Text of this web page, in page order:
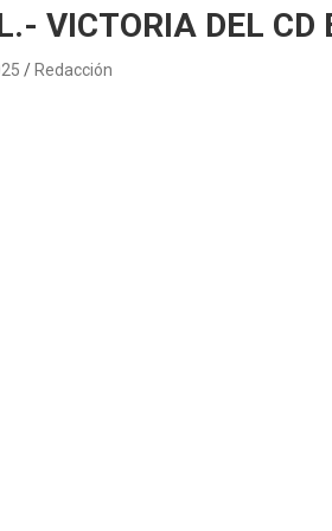
VICTORIA DEL CD
Redacción